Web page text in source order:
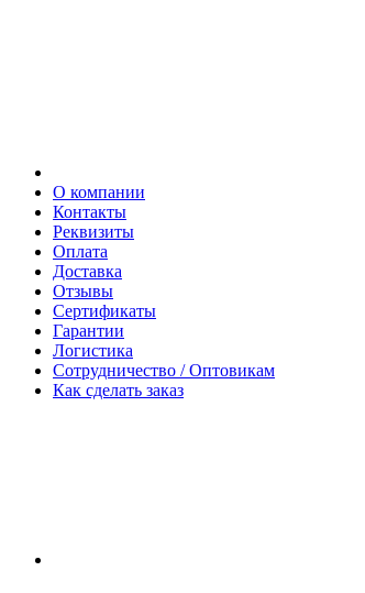
О компании
Контакты
Реквизиты
Оплата
Доставка
Отзывы
Сертификаты
Гарантии
Логистика
Сотрудничество / Оптовикам
Как сделать заказ